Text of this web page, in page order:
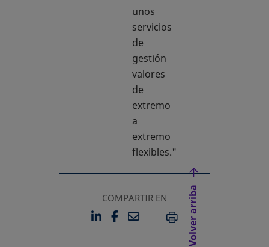
unos
servicios
de
gestión
valores
de
extremo
a
extremo
flexibles."
COMPARTIR EN
LINKEDIN
SE ABRE EN UNA PESTAÑA
FACEBOOK
SE ABRE EN UNA
EMAILIMPRIMIR
Volver arriba